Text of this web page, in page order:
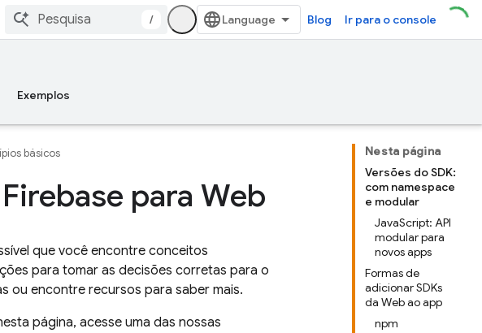
/ Blog Ir para o console
Exemplos
Nesta página
Versões do SDK:
com namespace
e modular
JavaScript: API
modular para
novos apps
Formas de
adicionar SDKs
da Web ao app
npm
básicos
para Web
que você encontre conceitos
para tomar as decisões corretas para o
ou encontre recursos para saber mais.
página, acesse uma das nossas